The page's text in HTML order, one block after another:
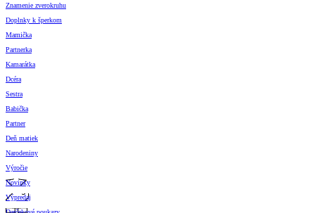
Znamenie zverokruhu
Doplnky k šperkom
Mamička
Partnerka
Kamarátka
Dcéra
Sestra
Babička
Partner
Deň matiek
Narodeniny
Výročie
Novinky
Výpredaj